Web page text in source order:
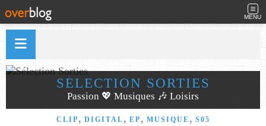
MENU
SÉLECTION SORTIES
Passion 💖 Musiques 🎶 Loisirs
CLIP , DIGITAL , EP , MUSIQUE , S05